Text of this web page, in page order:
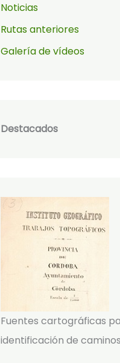
Noticias
Rutas anteriores
Galería de vídeos
Destacados
Fuentes cartográficas
identificación de caminos